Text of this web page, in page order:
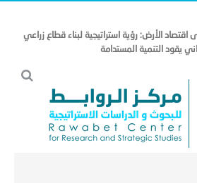
اقتصاد الأرض: رؤية استراتيجية لبناء قطاع زراعي
يقود التنمية المستدامة